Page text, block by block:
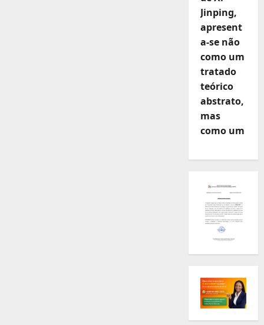
Jinping,
apresent
a-se não
como um
tratado
teórico
abstrato,
mas
como um